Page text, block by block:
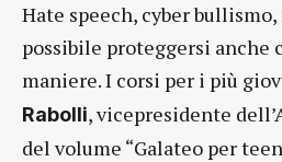
Hate speech, cyber
possibile proteggersi anche
maniere. I corsi per i più
Rabolli, vicepresidente
del volume “Galateo per